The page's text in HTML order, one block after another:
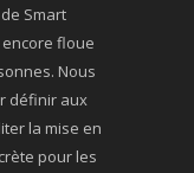
Smart
encore floue
Nous
définir aux
la mise en
pour les